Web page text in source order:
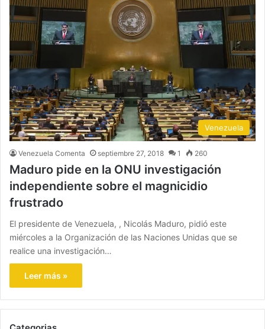
Venezuela
Venezuela Comenta septiembre 27, 2018 1 260
Maduro pide en la ONU investigación
independiente sobre el magnicidio
frustrado
El presidente de Venezuela, , Nicolás Maduro, pidió este
miércoles a la Organización de las Naciones Unidas que se
realice una investigación…
Leer más »